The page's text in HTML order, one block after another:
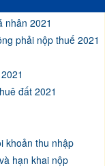
nhân 2021
phải nộp thuế 2021
đất 2021
khoản thu nhập
hạn khai nộp